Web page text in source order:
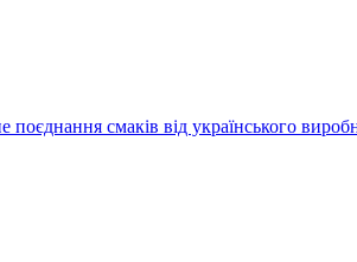
смаків від українського